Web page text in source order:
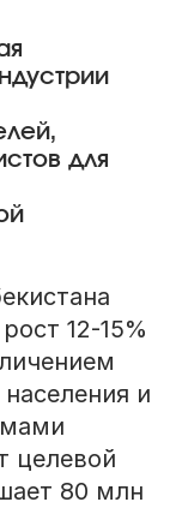
для
12-15%
и
целевой
80 млн